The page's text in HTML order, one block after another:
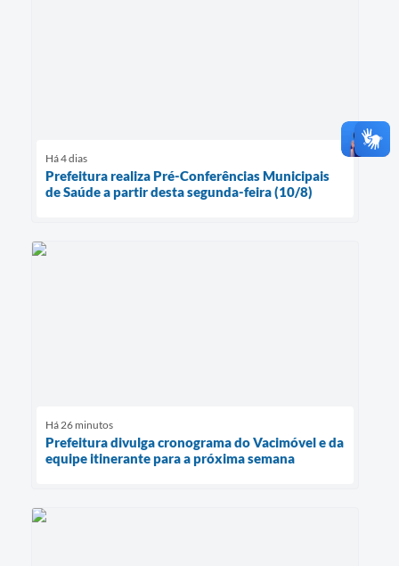
Há 4 dias
Prefeitura realiza Pré-Conferências Municipais
de Saúde a partir desta segunda-feira (10/8)
Há 26 minutos
Prefeitura divulga cronograma do Vacimóvel e da
equipe itinerante para a próxima semana